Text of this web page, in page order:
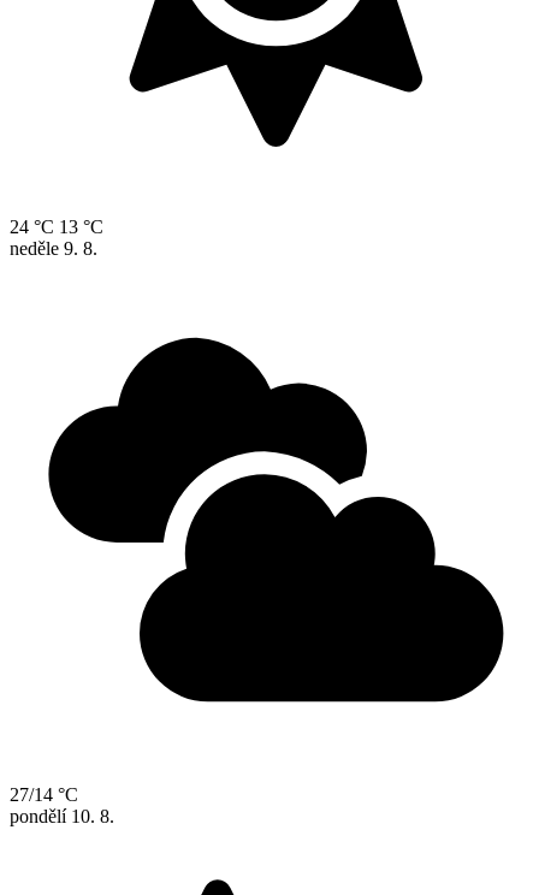
24 °C 13 °C
neděle 9. 8.
27/14 °C
pondělí 10. 8.